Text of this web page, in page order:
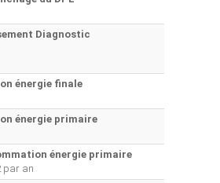
Diagnostic
énergie finale
énergie primaire
énergie primaire
par an